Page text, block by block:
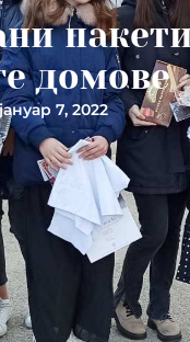
домове
јануар 7, 2022